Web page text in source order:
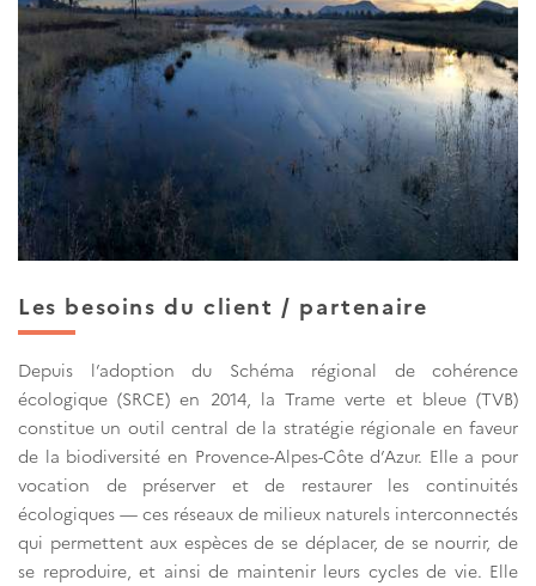
Les besoins du client / partenaire
Depuis l’adoption du Schéma régional de cohérence
écologique (SRCE) en 2014, la Trame verte et bleue (TVB)
constitue un outil central de la stratégie régionale en faveur
de la biodiversité en Provence-Alpes-Côte d’Azur. Elle a pour
vocation de préserver et de restaurer les continuités
écologiques — ces réseaux de milieux naturels interconnectés
qui permettent aux espèces de se déplacer, de se nourrir, de
se reproduire, et ainsi de maintenir leurs cycles de vie. Elle